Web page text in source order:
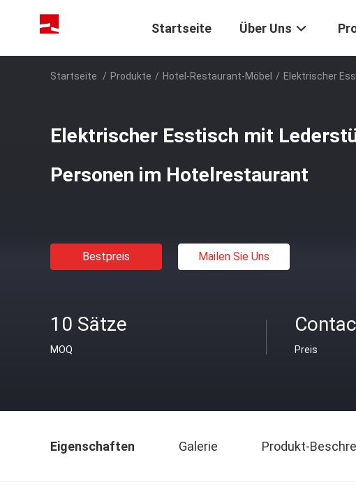
Startseite Über Uns
Startseite / Produkte / Hotel-Restaurant-Möbel / Elektrischer
Elektrischer Esstisch mit
Personen im Hotelrestaurant
Bestpreis Mailen Sie Uns
10 Sätze
MOQ Preis
Eigenschaften Galerie Produkt-